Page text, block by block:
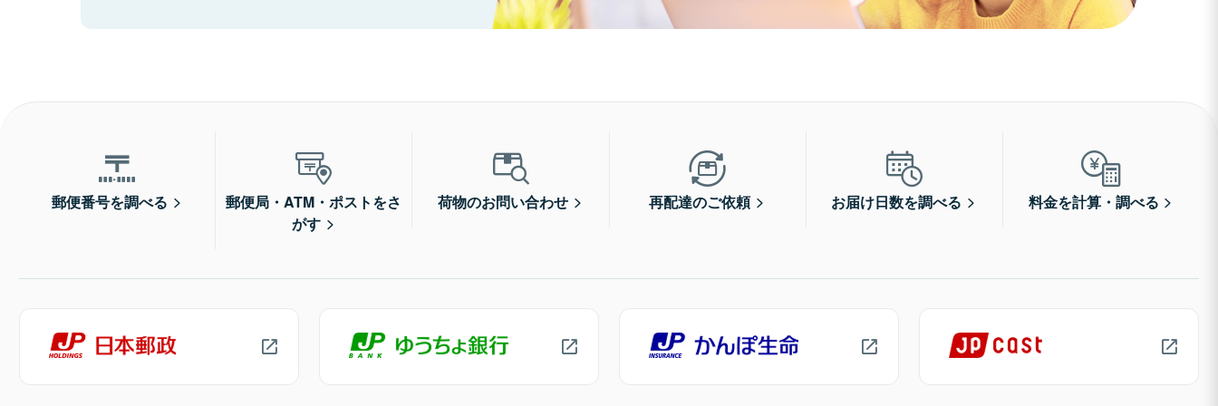
郵便番号を調べる
郵便局・ATM・ポストをさ
がす
荷物のお問い合わせ 再配達のご依頼 お届け日数を調べる 料金を計算・調べる